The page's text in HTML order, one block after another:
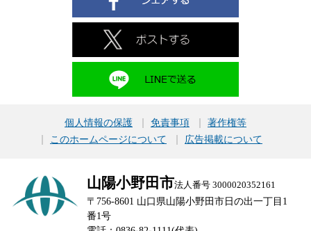
個人情報の保護 免責事項
著作権等
このホームページについて
広告掲載について
山陽小野田市法人番号 3000020352161
〒756-8601 山口県山陽小野田市日の出一丁目1
番1号